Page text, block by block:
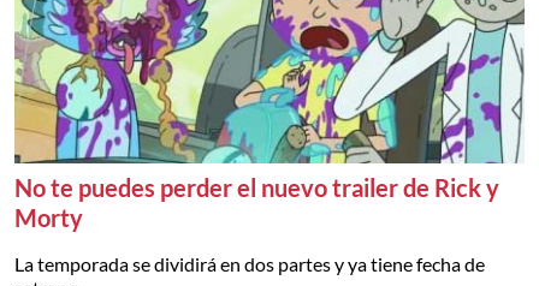
No te puedes perder el nuevo trailer de Rick y
Morty
La temporada se dividirá en dos partes y ya tiene fecha de